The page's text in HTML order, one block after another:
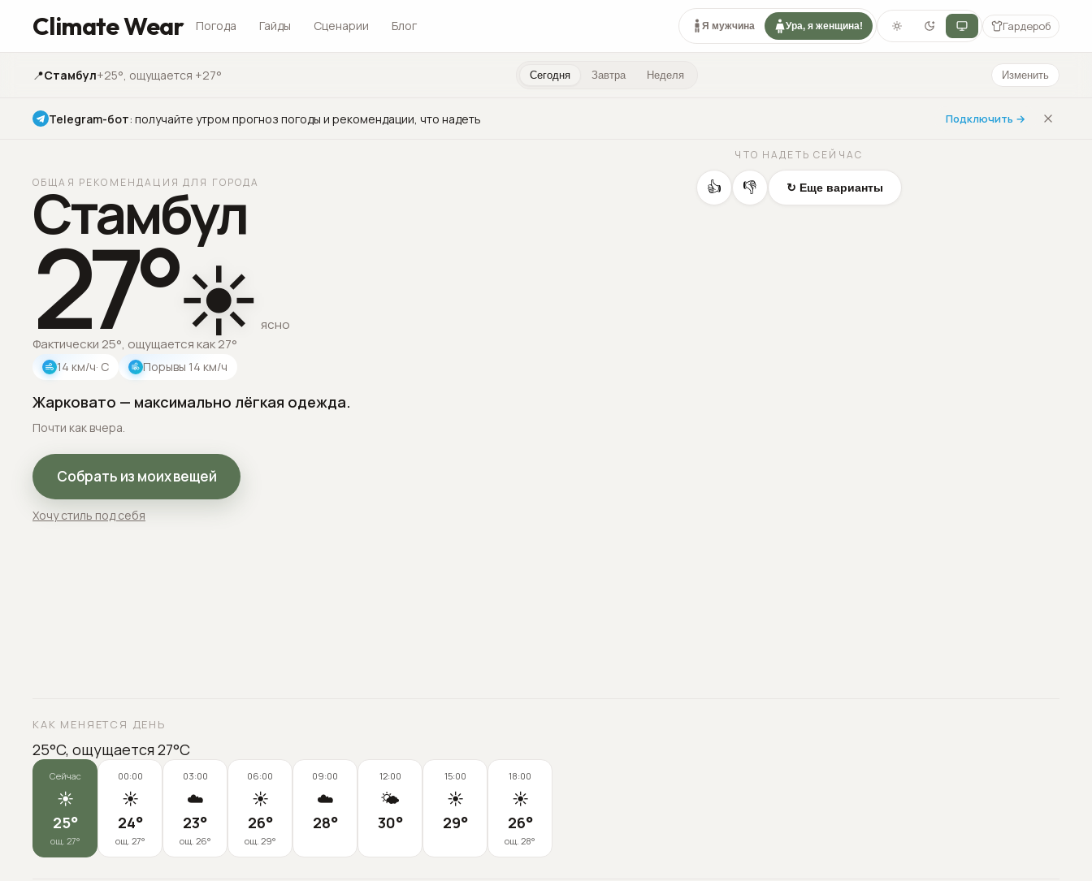
Climate Wear Погода Гайды Сценарии Блог Я мужчина Ура, я женщина! Гардероб
📍Стамбул+25°, ощущается +27° Сегодня Завтра Неделя Изменить
Telegram-бот: получайте утром прогноз погоды и рекомендации, что надеть Подключить →
ОБЩАЯ РЕКОМЕНДАЦИЯ ДЛЯ ГОРОДА
Стамбул
27°☀️ ясно
Фактически 25°, ощущается как 27°
14 км/ч· С Порывы 14 км/ч
Жарковато — максимально лёгкая одежда.
Почти как вчера.
Собрать из моих вещей
Хочу стиль под себя
ЧТО НАДЕТЬ СЕЙЧАС
👍 👎 ↻ Еще варианты
КАК МЕНЯЕТСЯ ДЕНЬ
25°C, ощущается 27°C
Сейчас
☀️
25°
ощ. 27°
00:00
☀️
24°
ощ. 27°
03:00
☁️
23°
ощ. 26°
06:00
☀️
26°
ощ. 29°
09:00
☁️
28°
12:00
🌤️
30°
15:00
☀️
29°
18:00
☀️
26°
ощ. 28°